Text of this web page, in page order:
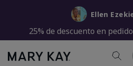
Ellen
25% de descuento en